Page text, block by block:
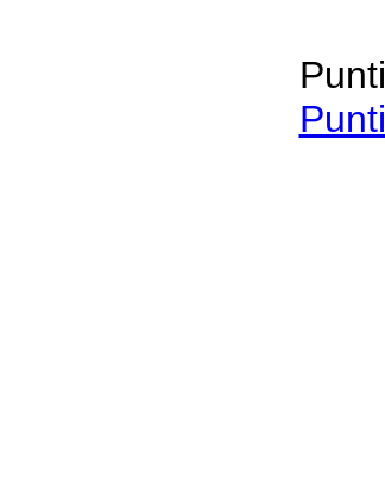
Punti
Punti